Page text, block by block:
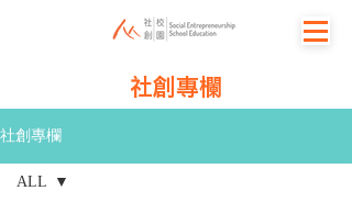
社創專欄
社創專欄
ALL